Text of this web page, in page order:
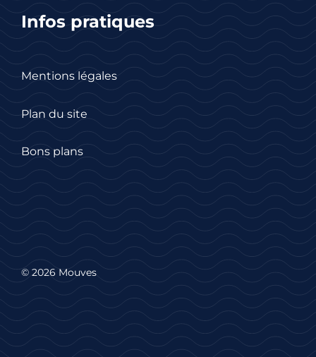
Infos pratiques
Mentions légales
Plan du site
Bons plans
© 2026 Mouves